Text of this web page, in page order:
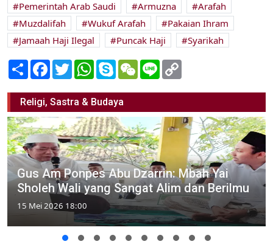
Pemerintah Arab Saudi
Armuzna
Arafah
Muzdalifah
Wukuf Arafah
Pakaian Ihram
Jamaah Haji Ilegal
Puncak Haji
Syarikah
Share Facebook
TwitterWhatsApp
SkypeWeChatLine
Religi, Sastra & Budaya
Gus Am Ponpes Abu Dzarrin: Mbah Yai
Sholeh Wali yang Sangat Alim dan Berilmu
15 Mei 2026 18:00